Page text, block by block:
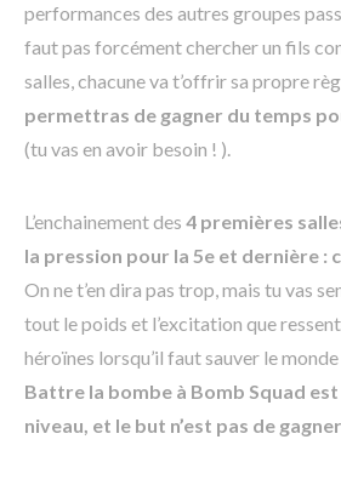
performances des autres groupes
faut pas forcément chercher un fils
salles, chacune va t’offrir sa propre
permettras de gagner du temps
(tu vas en avoir besoin ! ).
L’enchainement des 4 premières
la pression pour la 5e et dernière :
On ne t’en dira pas trop, mais tu vas
tout le poids et l’excitation que
héroïnes lorsqu’il faut sauver le
Battre la bombe à Bomb Squad
niveau, et le but n’est pas de